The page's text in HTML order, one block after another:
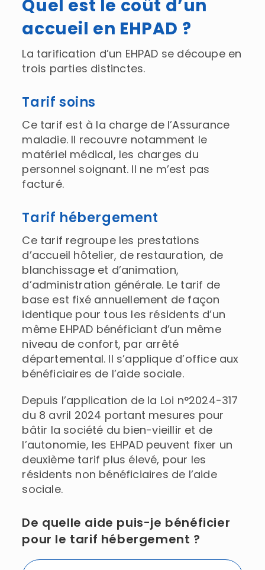
Quel est le coût d’un
accueil en EHPAD ?
La tarification d’un EHPAD se découpe en
trois parties distinctes.
Tarif soins
Ce tarif est à la charge de l’Assurance
maladie. Il recouvre notamment le
matériel médical, les charges du
personnel soignant. Il ne m’est pas
facturé.
Tarif hébergement
Ce tarif regroupe les prestations
d’accueil hôtelier, de restauration, de
blanchissage et d’animation,
d’administration générale. Le tarif de
base est fixé annuellement de façon
identique pour tous les résidents d’un
même EHPAD bénéficiant d’un même
niveau de confort, par arrêté
départemental. Il s’applique d’office aux
bénéficiaires de l’aide sociale.
Depuis l’application de la Loi n°2024-317
du 8 avril 2024 portant mesures pour
bâtir la société du bien-vieillir et de
l’autonomie, les EHPAD peuvent fixer un
deuxième tarif plus élevé, pour les
résidents non bénéficiaires de l’aide
sociale.
De quelle aide puis-je bénéficier
pour le tarif hébergement ?